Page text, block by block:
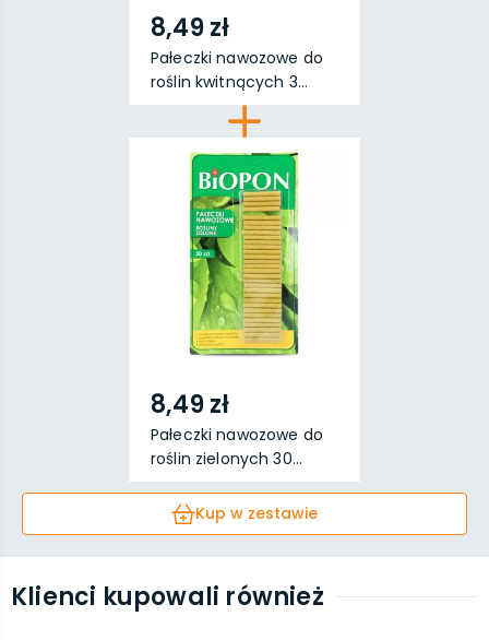
8,49 zł
Pałeczki nawozowe do
roślin kwitnących 3...
8,49 zł
Pałeczki nawozowe do
roślin zielonych 30...
Kup w zestawie
Klienci kupowali również